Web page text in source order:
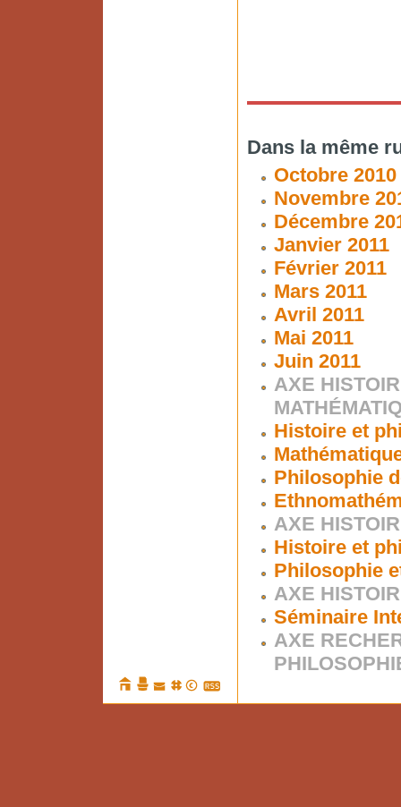
Dans la même
Octobre 2010
Novembre
Décembre
Janvier 2011
Février 2011
Mars 2011
Avril 2011
Mai 2011
Juin 2011
AXE
Histoire et
Philosophie
AXE
Histoire et
Philosophie
AXE
Séminaire
AXE